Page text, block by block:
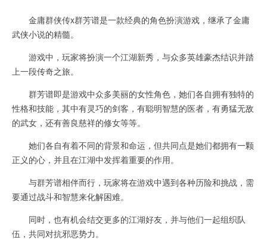
金庸群侠传x群芳谱是一款经典的角色扮演游戏，继承了金庸
武侠小说的精髓。
游戏中，玩家将扮演一个江湖新秀，与众多英雄豪杰结识并踏
上一段传奇之旅。
群芳谱即是游戏中众多美丽的女性角色，她们各自拥有独特的
性格和技能，其中有灵巧的剑客，有聪明智慧的医者，有勇猛无敌
的武女，还有善良慈祥的修女等等。
她们各自有着不同的背景和命运，但共同点是她们都拥有一颗
正义的心，并且在江湖中发挥着重要的作用。
与群芳谱相伴而行，玩家将在游戏中遇到各种历险和挑战，需
要通过战斗和智慧来化解困难。
同时，也有机会结交更多的江湖好友，并与他们一起组织队
伍，共同对抗邪恶势力。